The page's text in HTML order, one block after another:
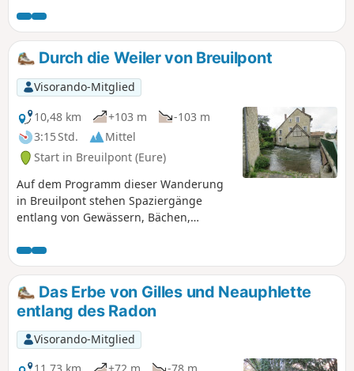
Durch die Weiler von Breuilpont
Visorando-Mitglied
10,48 km
+103 m
-103 m
3:15 Std.
Mittel
Start in Breuilpont (Eure)
Auf dem Programm dieser Wanderung
in Breuilpont stehen Spaziergänge
entlang von Gewässern, Bächen,
Entdeckung des lokalen Kulturerbes.
Das Erbe von Gilles und Neauphlette
entlang des Radon
Visorando-Mitglied